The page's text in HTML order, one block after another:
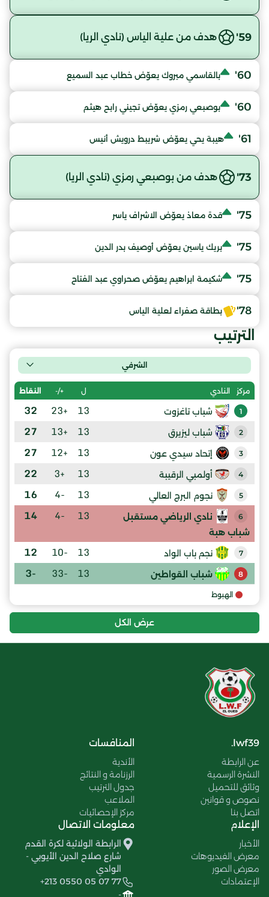
59' هدف من علية الياس (نادي الريا)
60' بالقاسمي مبروك يعوّض خطاب عبد السميع
60' بوصبعي رمزي يعوّض تجيني رابح هيثم
61' هيبة يحي يعوّض شريبط درويش أنيس
73' هدف من بوصبعي رمزي (نادي الريا)
75' قدة معاذ يعوّض الاشراف ياسر
75' بريك ياسين يعوّض أوصيف بدر الدين
75' شكيمة ابراهيم يعوّض صحراوي عبد الفتاح
78' بطاقة صفراء لعلية الياس
الترتيب
الشرفي
مركز النادي ل +/- النقاط
1 شباب تاغزوت 13
+23
32
2 شباب ليزيرق 13
+13
27
3 إتحاد سيدي عون 13
+12
27
4 أولمبي الرقيبة 13
+3
22
5 نجوم البرج العالي 13
-4
16
6
نادي الرياضي مستقبل
شباب هبة
13
-4
14
7 نجم باب الواد 13
-10
12
8 شباب القواطين 13
-33
-3
الهبوط
عرض الكل
lwf39.
عن الرابطة
النشرة الرسمية
وثائق للتحميل
نصوص و قوانين
اتصل بنا
المنافسات
الأندية
الرزنامة و النتائج
جدول الترتيب
الملاعب
مركز الإحصائيات
الإعلام
الأخبار
معرض الفيديوهات
معرض الصور
الإعتمادات
معلومات الاتصال
الرابطة الولائية لكرة القدم
شارع صلاح الدين الأيوبي -
الوادي
+213 0550 05 07 77
-